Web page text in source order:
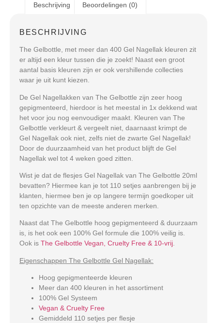
Beschrijving Beoordelingen (0)
BESCHRIJVING
The Gelbottle, met meer dan 400 Gel Nagellak kleuren zit
er altijd een kleur tussen die je zoekt! Naast een groot
aantal basis kleuren zijn er ook vershillende collecties
waar je uit kunt kiezen.
De Gel Nagellakken van The Gelbottle zijn zeer hoog
gepigmenteerd, hierdoor is het meestal in 1x dekkend wat
het voor jou nog eenvoudiger maakt. Kleuren van The
Gelbottle verkleurt & vergeelt niet, daarnaast krimpt de
Gel Nagellak ook niet, zelfs niet de zwarte Gel Nagellak!
Door de duurzaamheid van het product blijft de Gel
Nagellak wel tot 4 weken goed zitten.
Wist je dat de flesjes Gel Nagellak van The Gelbottle 20ml
bevatten? Hiermee kan je tot 110 setjes aanbrengen bij je
klanten, hiermee ben je op langere termijn goedkoper uit
ten opzichte van de meeste anderen merken.
Naast dat The Gelbottle hoog gepigmenteerd & duurzaam
is, is het ook een 100% Gel formule die 100% veilig is.
Ook is The Gelbottle Vegan, Cruelty Free & 10-vrij.
Eigenschappen The Gelbottle Gel Nagellak:
Hoog gepigmenteerde kleuren
Meer dan 400 kleuren in het assortiment
100% Gel Systeem
Vegan & Cruelty Free
Gemiddeld 110 setjes per flesje